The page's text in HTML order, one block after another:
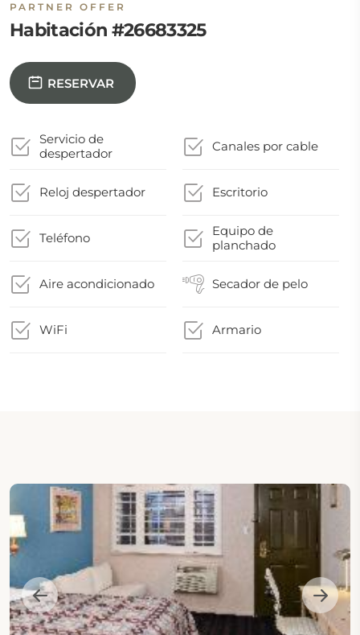
PARTNER OFFER
Habitación #26683325
RESERVAR
Servicio de
despertador
Canales por cable
Reloj despertador Escritorio
Teléfono
Equipo de
planchado
Aire acondicionado Secador de pelo
WiFi Armario